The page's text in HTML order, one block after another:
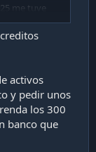
me tuve
con
crypto.
activos
y pedir unos
los 300
banco que